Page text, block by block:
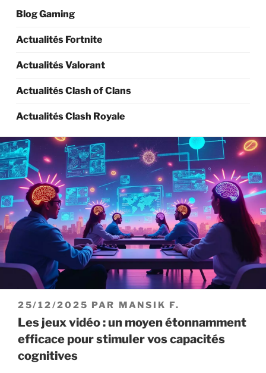
Blog Gaming
Actualités Fortnite
Actualités Valorant
Actualités Clash of Clans
Actualités Clash Royale
PUBLIÉ
LE
25/12/2025 PAR MANSIK F.
Les jeux vidéo : un moyen étonnamment
efficace pour stimuler vos capacités
cognitives